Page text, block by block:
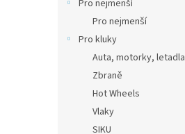
Pro nejmenší
Pro nejmenší
Pro kluky
Auta, motorky, letadla
Zbraně
Hot Wheels
Vlaky
SIKU